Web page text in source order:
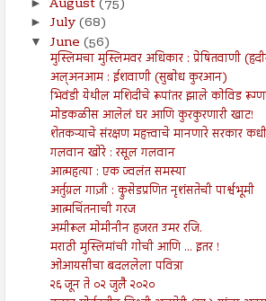
► July(68)
▼ June (56)
मुस्लिमचा मुस्लिमवर अधिकार : प्रेषितवाणी
अल्अनआम : ईशवाणी (सुबोध कुरआन)
भिवंडी येथील मशिदीचे रूपांतर झाले कोविड
मोडकळीस आलेलं घर आणि कुरकुरणारी खाट!
शेतकऱ्याचे संरक्षण महत्त्वाचे मानणारे सरकार
गलवान खोरे : रसूल गलवान
आत्महत्या : एक ज्वलंत समस्या
अर्तुग्रल गाज़ी : क्रुसेडप्रणित नृशंसतेची पार्श्वभूमी
आत्मचिंतनाची गरज
अमीरूल मोमीनीन हजरत उमर रजि.
मराठी मुस्लिमांची गोची आणि ... इतर !
ओआयसीचा बदललेला पवित्रा
२६ जून ते ०२ जुलै २०२०